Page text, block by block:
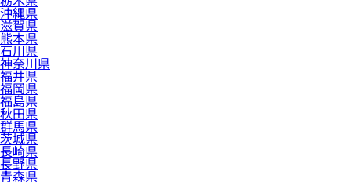
沖縄県
滋賀県
熊本県
石川県
神奈川県
福井県
福岡県
福島県
秋田県
群馬県
茨城県
長崎県
長野県
青森県